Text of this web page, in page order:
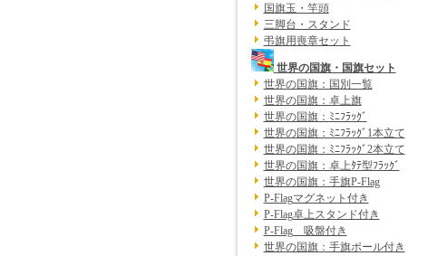
国旗玉・竿頭
三脚台・スタンド
弔旗用喪章セット
世界の国旗・国旗セット
世界の国旗：国別一覧
世界の国旗：卓上旗
世界の国旗：ﾐﾆﾌﾗｯｸﾞ
世界の国旗：ﾐﾆﾌﾗｯｸﾞ1本立て
世界の国旗：ﾐﾆﾌﾗｯｸﾞ2本立て
世界の国旗：卓上ﾀﾃ型ﾌﾗｯｸﾞ
世界の国旗：手旗P-Flag
P-Flagマグネット付き
P-Flag卓上スタンド付き
P-Flag 吸盤付き
世界の国旗：手旗ポール付き